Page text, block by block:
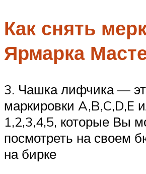
Как снять
Ярмарка
3. Чашка лифчика —
маркировки A,B,C,D,E
1,2,3,4,5, которые Вы
посмотреть на своем
на бирке